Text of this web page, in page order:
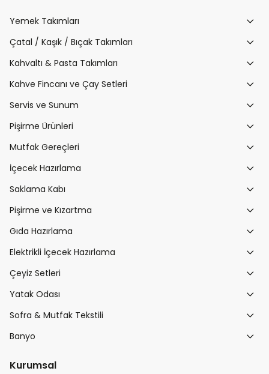
Yemek Takımları
Çatal / Kaşık / Bıçak Takımları
Kahvaltı & Pasta Takımları
Kahve Fincanı ve Çay Setleri
Servis ve Sunum
Pişirme Ürünleri
Mutfak Gereçleri
İçecek Hazırlama
Saklama Kabı
Pişirme ve Kızartma
Gıda Hazırlama
Elektrikli İçecek Hazırlama
Çeyiz Setleri
Yatak Odası
Sofra & Mutfak Tekstili
Banyo
Kurumsal